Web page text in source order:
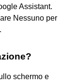
Assistant.
Nessuno per
schermo e